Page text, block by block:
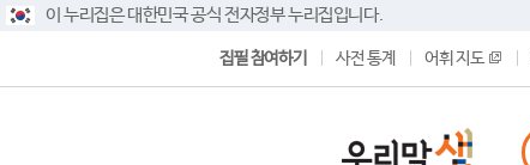
이 누리집은 대한민국 공식 전자정부 누리집입니다.
집필 참여하기 사전 통계 어휘 지도